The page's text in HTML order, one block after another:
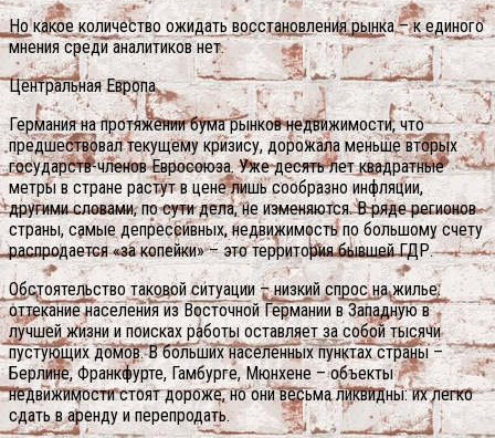
Но какое количество ожидать восстановления рынка – к единого
мнения среди аналитиков нет.
Центральная Европа
Германия на протяжении бума рынков недвижимости, что
предшествовал текущему кризису, дорожала меньше вторых
государств-членов Евросоюза. Уже десять лет квадратные
метры в стране растут в цене лишь сообразно инфляции,
другими словами, по сути дела, не изменяются. В ряде регионов
страны, самые депрессивных, недвижимость по большому счету
распродается «за копейки» – это территория бывшей ГДР.
Обстоятельство таковой ситуации – низкий спрос на жилье:
оттекание населения из Восточной Германии в Западную в
лучшей жизни и поисках работы оставляет за собой тысячи
пустующих домов. В больших населенных пунктах страны –
Берлине, Франкфурте, Гамбурге, Мюнхене – объекты
недвижимости стоят дороже, но они весьма ликвидны: их легко
сдать в аренду и перепродать.